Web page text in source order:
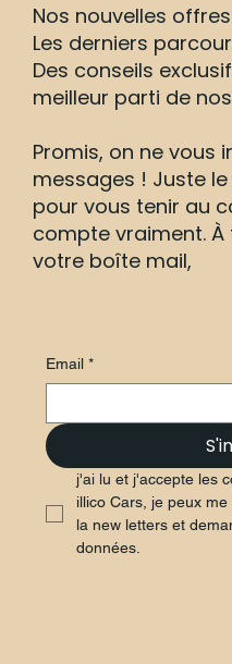
Nos nouvelles
Les derniers
Des conseils
meilleur parti de
Promis, on ne vous
messages ! Juste
pour vous tenir au
compte vraiment. À
votre boîte mail,
Email *
j'ai lu et j'accepte les
illico Cars, je peux
la new letters et
données.